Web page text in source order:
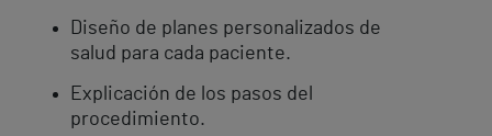
Diseño de planes personalizados de
salud para cada paciente.
Explicación de los pasos del
procedimiento.